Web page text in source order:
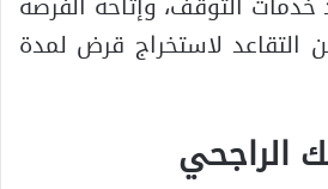
التقاعد لاستخراج قرض لمدة
الراجحي